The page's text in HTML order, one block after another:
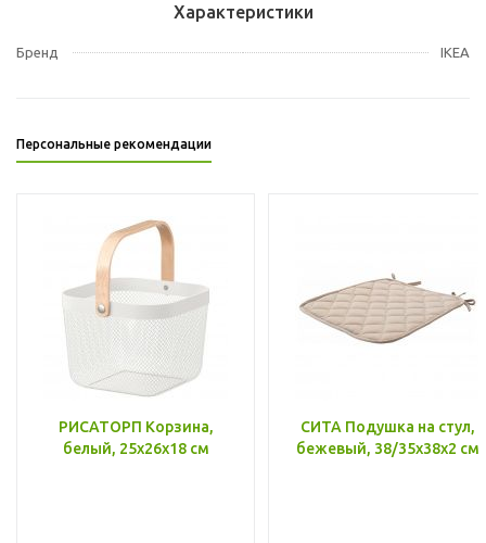
Характеристики
Бренд IKEA
Персональные рекомендации
РИСАТОРП Корзина,
белый, 25x26x18 см
СИТА Подушка на стул,
бежевый, 38/35x38x2 см